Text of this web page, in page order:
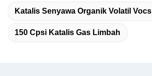
Katalis Senyawa Organik Volatil Vocs
150 Cpsi Katalis Gas Limbah